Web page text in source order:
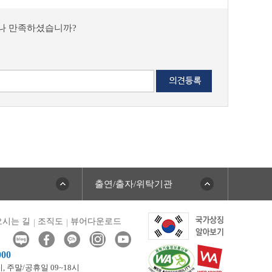
만족하셨습니까?
출연/출자/위탁기관
시는 길 조직도 뷰어다운로드
, 주말/공휴일 09~18시